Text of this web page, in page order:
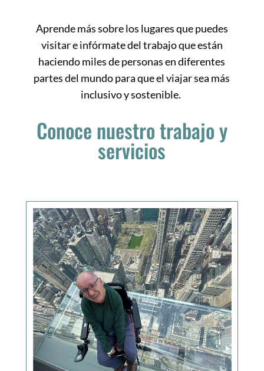
Aprende más sobre los lugares que puedes
visitar e infórmate del trabajo que están
haciendo miles de personas en diferentes
partes del mundo para que el viajar sea más
inclusivo y sostenible.
Conoce nuestro trabajo y
servicios